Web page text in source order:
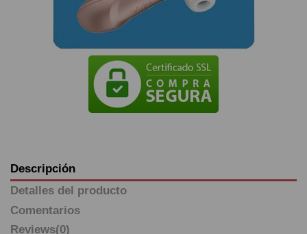
Descripción
Detalles del producto
Comentarios
Reviews(0)